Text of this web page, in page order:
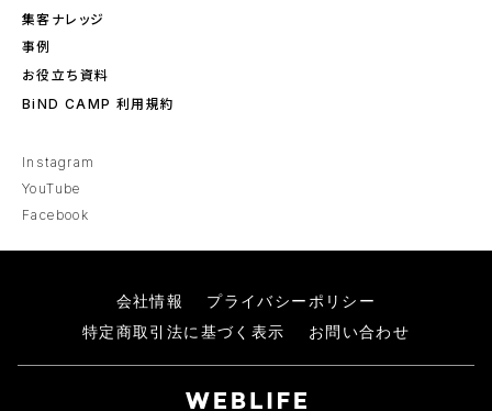
集客ナレッジ
事例
お役立ち資料
BiND CAMP 利用規約
Instagram
YouTube
Facebook
会社情報
プライバシーポリシー
特定商取引法に基づく表示
お問い合わせ